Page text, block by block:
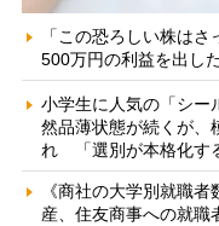
「この恐ろしい株は
500万円の利益を出し
小学生に人気の「シ
然品薄状態が続くが、
れ 「選別が本格化す
《商社の大学別就職
産、住友商事への就職